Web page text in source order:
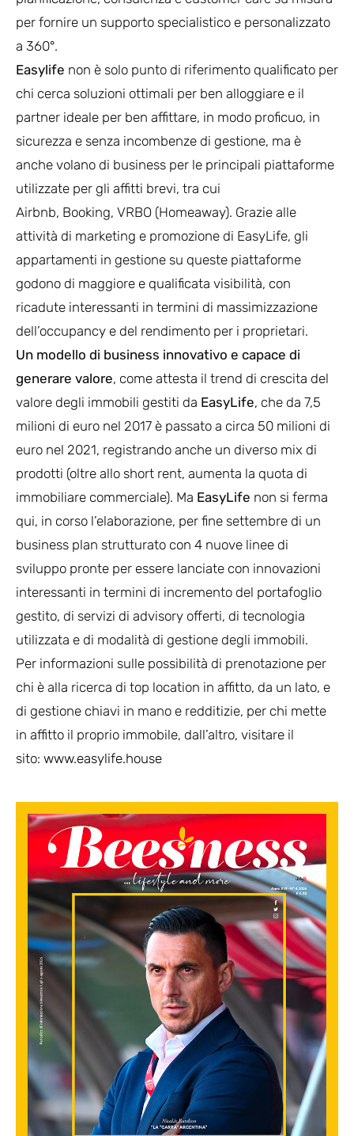
per fornire un supporto specialistico e personalizzato
a 360°.
Easylife non è solo punto di riferimento qualificato per
chi cerca soluzioni ottimali per ben alloggiare e il
partner ideale per ben affittare, in modo proficuo, in
sicurezza e senza incombenze di gestione, ma è
anche volano di business per le principali piattaforme
utilizzate per gli affitti brevi, tra cui
Airbnb, Booking, VRBO (Homeaway). Grazie alle
attività di marketing e promozione di EasyLife, gli
appartamenti in gestione su queste piattaforme
godono di maggiore e qualificata visibilità, con
ricadute interessanti in termini di massimizzazione
dell’occupancy e del rendimento per i proprietari.
Un modello di business innovativo e capace di
generare valore, come attesta il trend di crescita del
valore degli immobili gestiti da EasyLife, che da 7,5
milioni di euro nel 2017 è passato a circa 50 milioni di
euro nel 2021, registrando anche un diverso mix di
prodotti (oltre allo short rent, aumenta la quota di
immobiliare commerciale). Ma EasyLife non si ferma
qui, in corso l’elaborazione, per fine settembre di un
business plan strutturato con 4 nuove linee di
sviluppo pronte per essere lanciate con innovazioni
interessanti in termini di incremento del portafoglio
gestito, di servizi di advisory offerti, di tecnologia
utilizzata e di modalità di gestione degli immobili.
Per informazioni sulle possibilità di prenotazione per
chi è alla ricerca di top location in affitto, da un lato, e
di gestione chiavi in mano e redditizie, per chi mette
in affitto il proprio immobile, dall’altro, visitare il
sito: www.easylife.house